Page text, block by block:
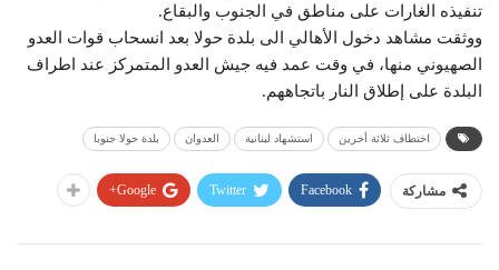
تنفيذه الغارات على مناطق في الجنوب والبقاع.
ووثقت مشاهد دخول الأهالي الى بلدة حولا بعد انسحاب قوات العدو
الصهيوني منها، في وقت عمد فيه جيش العدو المتمركز عند اطراف
البلدة على إطلاق النار باتجاههم.
اختطاف ثلاثة أخرين استشهاد لبنانية العدوان بلدة حولا جنوبا
مشاركة Facebook
Twitter
Google+